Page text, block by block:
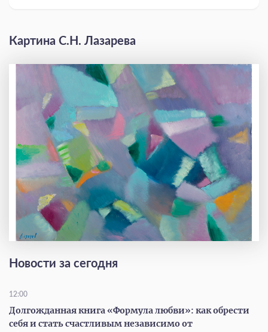
Картина С.Н. Лазарева
Новости за сегодня
12:00
Долгожданная книга «Формула любви»: как обрести
себя и стать счастливым независимо от